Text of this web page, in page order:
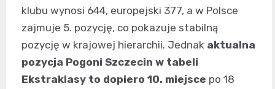
klubu wynosi 644, europejski 377, a w Polsce
zajmuje 5. pozycję, co pokazuje stabilną
pozycję w krajowej hierarchii. Jednak aktualna
pozycja Pogoni Szczecin w tabeli
Ekstraklasy to dopiero 10. miejsce po 18